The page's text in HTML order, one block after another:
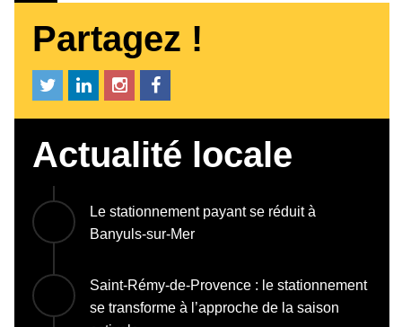
Partagez !
Actualité locale
Le stationnement payant se réduit à
Banyuls-sur-Mer
Saint-Rémy-de-Provence : le stationnement
se transforme à l’approche de la saison